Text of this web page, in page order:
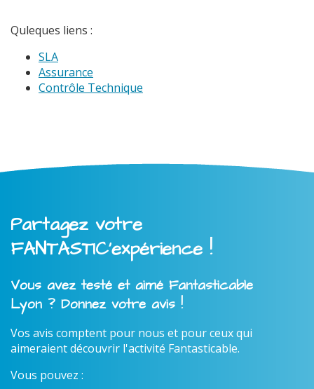
Quleques liens :
SLA
Assurance
Contrôle Technique
Partagez votre
FANTASTIC'expérience !
Vous avez testé et aimé Fantasticable
Lyon ? Donnez votre avis !
Vos avis comptent pour nous et pour ceux qui
aimeraient découvrir l'activité Fantasticable.
Vous pouvez :